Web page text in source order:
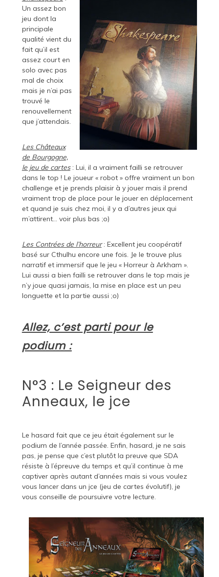
Un assez bon
jeu dont la
principale
qualité vient du
fait qu’il est
assez court en
solo avec pas
mal de choix
mais je n’ai pas
trouvé le
renouvellement
que j’attendais.
Les Châteaux
de Bourgogne,
le jeu de cartes: Lui, il a vraiment failli se retrouver
dans le top ! Le joueur « robot » offre vraiment un bon
challenge et je prends plaisir à y jouer mais il prend
vraiment trop de place pour le jouer en déplacement
et quand je suis chez moi, il y a d’autres jeux qui
m’attirent… voir plus bas ;o)
Les Contrées de l’horreur: Excellent jeu coopératif
basé sur Cthulhu encore une fois. Je le trouve plus
narratif et immersif que le jeu « Horreur à Arkham ».
Lui aussi a bien failli se retrouver dans le top mais je
n’y joue quasi jamais, la mise en place est un peu
longuette et la partie aussi ;o)
Allez, c’est parti pour le
podium :
N°3 : Le Seigneur des
Anneaux, le jce
Le hasard fait que ce jeu était également sur le
podium de l’année passée. Enfin, hasard, je ne sais
pas, je pense que c’est plutôt la preuve que SDA
résiste à l’épreuve du temps et qu’il continue à me
captiver après autant d’années mais si vous voulez
vous lancer dans un jce (jeu de cartes évolutif), je
vous conseille de poursuivre votre lecture.